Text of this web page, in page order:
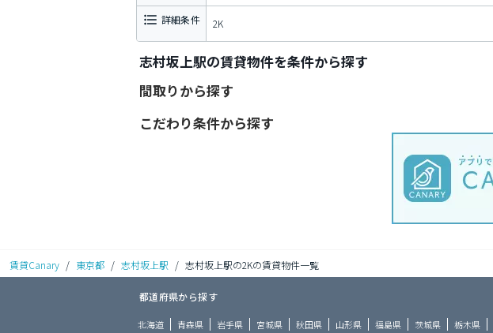
詳細条件 2K
志村坂上駅の賃貸物件を条件から探す
間取りから探す
こだわり条件から探す
賃貸Canary / 東京都 / 志村坂上駅 / 志村坂上駅の2Kの賃貸物件一覧
都道府県から探す
北海道 青森県 岩手県 宮城県 秋田県 山形県 福島県 茨城県 栃木県